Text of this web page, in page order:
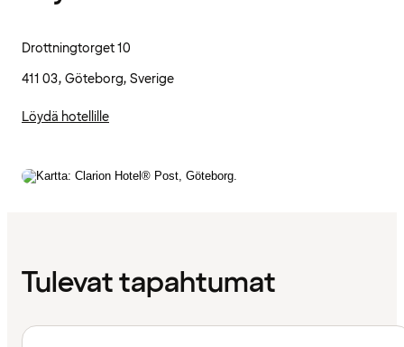
Drottningtorget 10
411 03, Göteborg, Sverige
Löydä hotellille
Tulevat tapahtumat